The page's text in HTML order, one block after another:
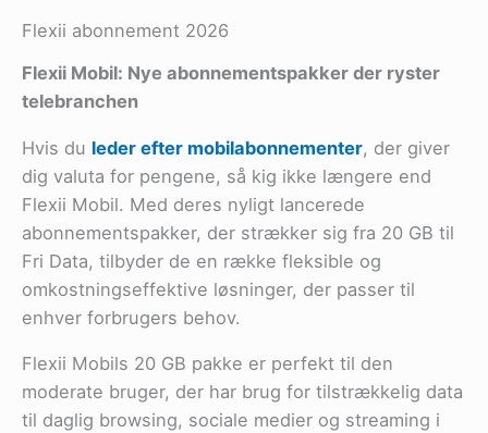
Flexii abonnement 2026
Flexii Mobil: Nye abonnementspakker der ryster
telebranchen
Hvis du leder efter mobilabonnementer, der giver
dig valuta for pengene, så kig ikke længere end
Flexii Mobil. Med deres nyligt lancerede
abonnementspakker, der strækker sig fra 20 GB til
Fri Data, tilbyder de en række fleksible og
omkostningseffektive løsninger, der passer til
enhver forbrugers behov.
Flexii Mobils 20 GB pakke er perfekt til den
moderate bruger, der har brug for tilstrækkelig data
til daglig browsing, sociale medier og streaming i